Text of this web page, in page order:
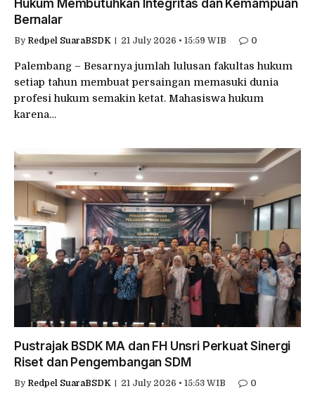
Hukum Membutuhkan Integritas dan Kemampuan
Bernalar
By Redpel SuaraBSDK 21 July 2026 • 15:59 WIB 0
Palembang – Besarnya jumlah lulusan fakultas hukum
setiap tahun membuat persaingan memasuki dunia
profesi hukum semakin ketat. Mahasiswa hukum
karena…
Pustrajak BSDK MA dan FH Unsri Perkuat Sinergi
Riset dan Pengembangan SDM
By Redpel SuaraBSDK 21 July 2026 • 15:53 WIB 0